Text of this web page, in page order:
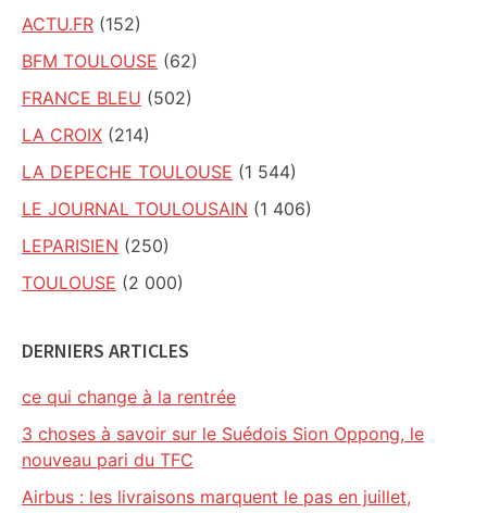
ACTU.FR (152)
BFM TOULOUSE (62)
FRANCE BLEU (502)
LA CROIX (214)
LA DEPECHE TOULOUSE (1 544)
LE JOURNAL TOULOUSAIN (1 406)
LEPARISIEN (250)
TOULOUSE (2 000)
DERNIERS ARTICLES
ce qui change à la rentrée
3 choses à savoir sur le Suédois Sion Oppong, le
nouveau pari du TFC
Airbus : les livraisons marquent le pas en juillet,